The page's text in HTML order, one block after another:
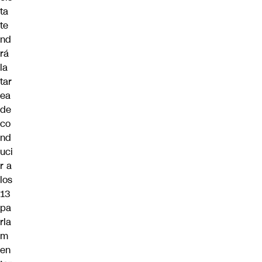
ta
te
nd
rá
la
tar
ea
de
co
nd
uci
r a
los
13
pa
rla
m
en